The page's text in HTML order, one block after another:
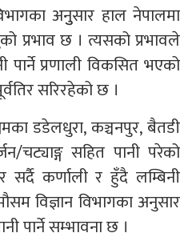
अनुुसार हाल नेपालमा
प्रभाव छ । त्यसको प्रभावले
प्रणाली विकसित भएको
सरिरहेको छ ।
डडेलधुरा, कञ्चनपुर, बैतडी
चट्याङ्ग सहित पानी परेको
सर्दै कर्णाली र हुँदै लम्बिनी
विज्ञान विभागका अनुसार
पार्ने सम्भावना छ ।